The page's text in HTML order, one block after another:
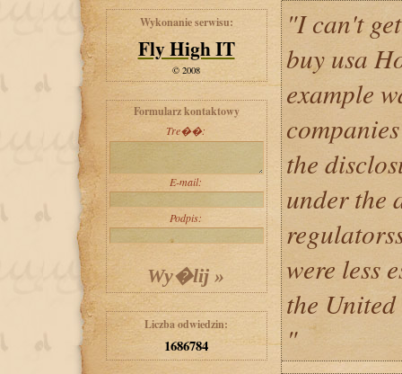
Wykonanie serwisu:
Fly High IT
© 2008
Formularz kontaktowy
Tre��:
E-mail:
Podpis:
Liczba odwiedzin:
1686784
"I can't
buy usa
example
the
under the
were less
the United
"